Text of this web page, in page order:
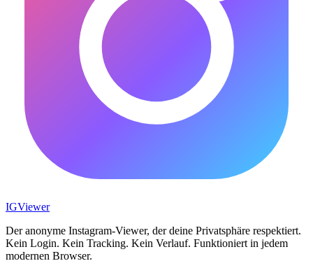
IGViewer
Der anonyme Instagram-Viewer, der deine Privatsphäre respektiert.
Kein Login. Kein Tracking. Kein Verlauf. Funktioniert in jedem
modernen Browser.